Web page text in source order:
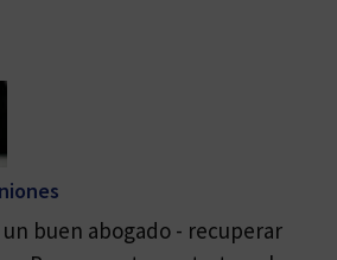
buen abogado - recuperar